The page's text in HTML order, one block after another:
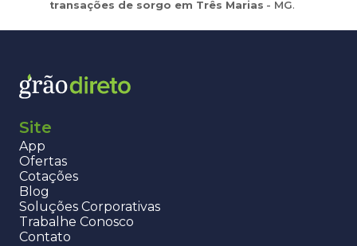
transações de sorgo em Três Marias - MG.
Site
App
Ofertas
Cotações
Blog
Soluções Corporativas
Trabalhe Conosco
Contato